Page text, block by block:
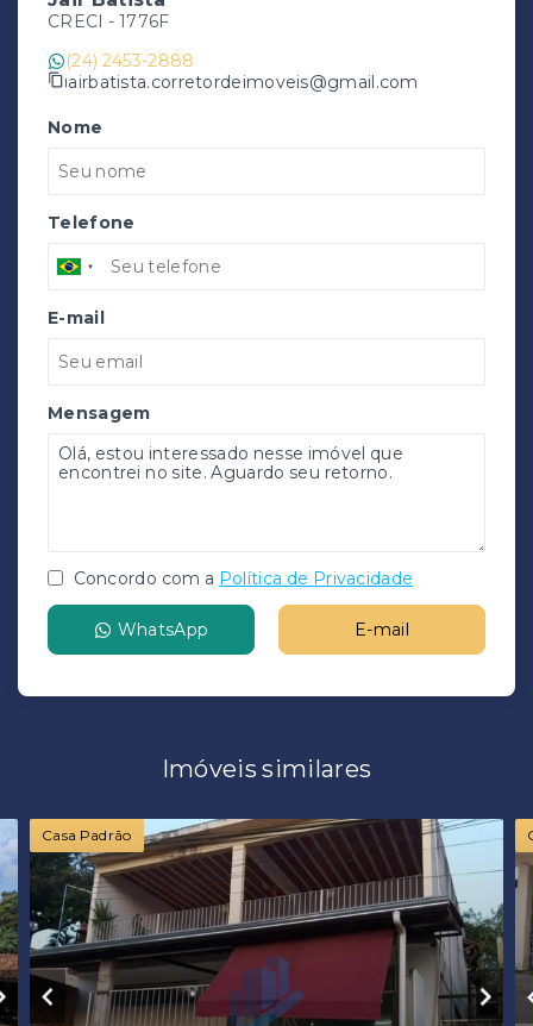
CRECI - 1776F
(24) 2453-2888
jairbatista.corretordeimoveis@gmail.com
Nome
Telefone
E-mail
Mensagem
Concordo com a Política de Privacidade
WhatsApp E-mail
Imóveis similares
Casa Padrão